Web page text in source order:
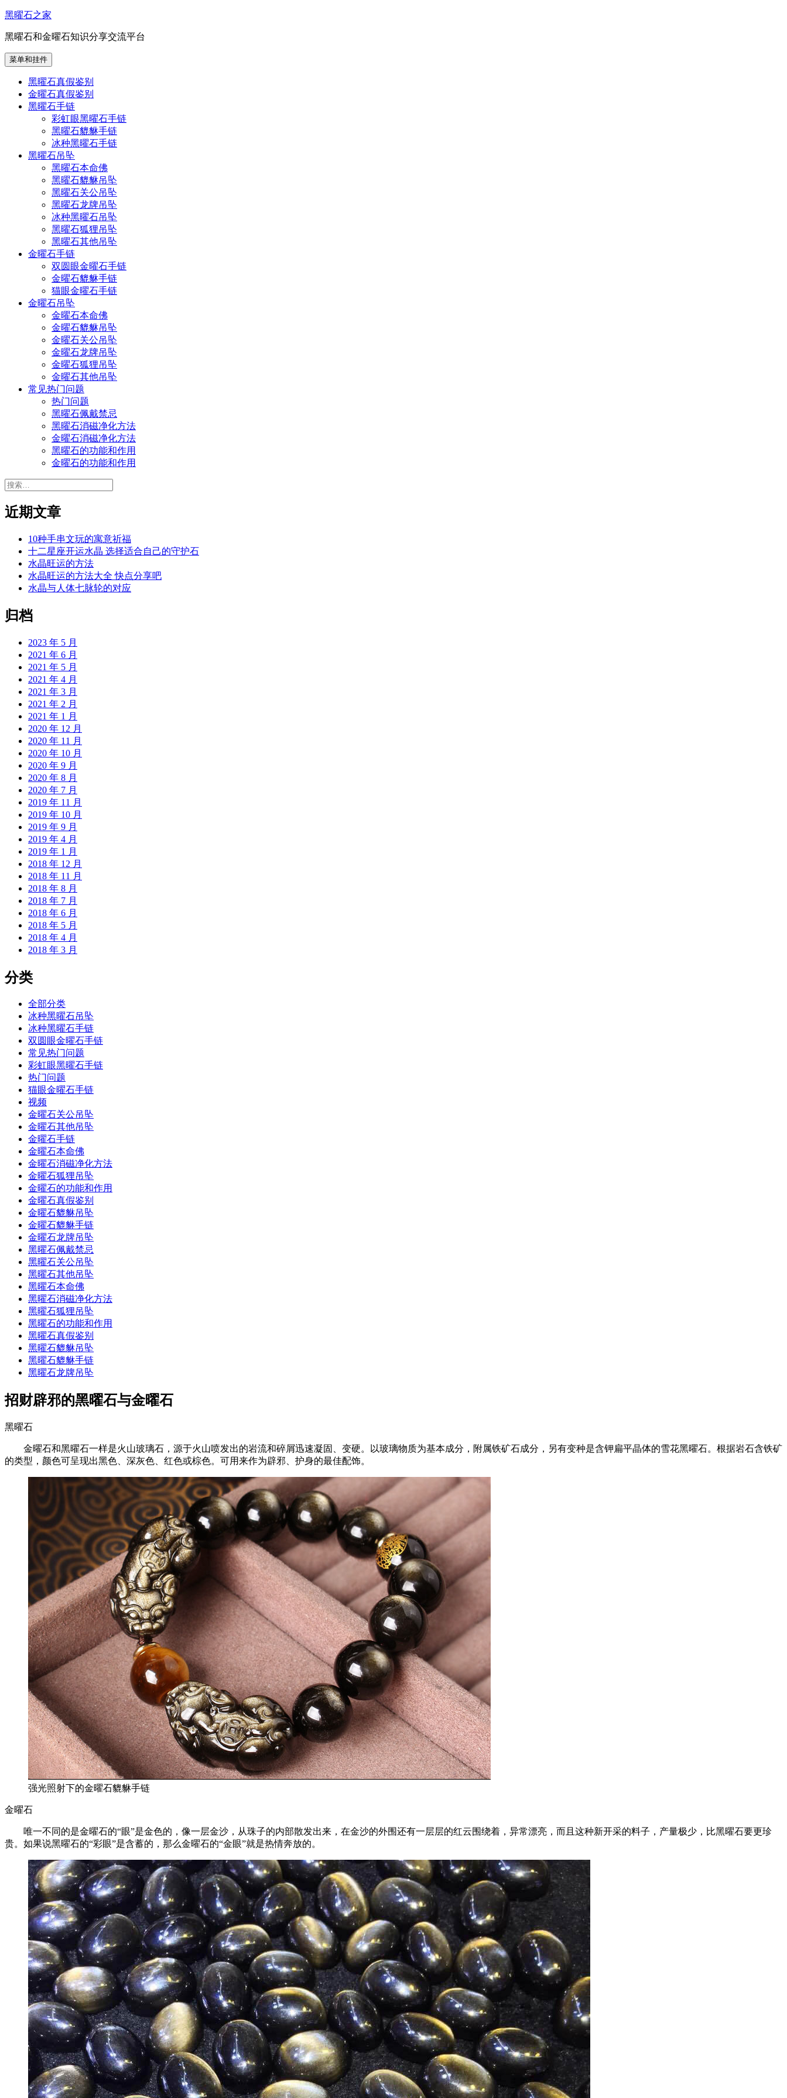
跳
内
容
黑曜石之家
黑曜石和金曜石知识分享交流平台
菜单和挂件
黑曜石真假鉴别
金曜石真假鉴别
黑曜石手链
彩虹眼黑曜石手链
黑曜石貔貅手链
冰种黑曜石手链
黑曜石吊坠
黑曜石本命佛
黑曜石貔貅吊坠
黑曜石关公吊坠
黑曜石龙牌吊坠
冰种黑曜石吊坠
黑曜石狐狸吊坠
黑曜石其他吊坠
金曜石手链
双圆眼金曜石手链
金曜石貔貅手链
猫眼金曜石手链
金曜石吊坠
金曜石本命佛
金曜石貔貅吊坠
金曜石关公吊坠
金曜石龙牌吊坠
金曜石狐狸吊坠
金曜石其他吊坠
常见热门问题
热门问题
黑曜石佩戴禁忌
黑曜石消磁净化方法
金曜石消磁净化方法
黑曜石的功能和作用
金曜石的功能和作用
搜
近期文章
10种手串文玩的寓意祈福
十二星座开运水晶 选择适合自己的守护石
水晶旺运的方法
水晶旺运的方法大全 快点分享吧
水晶与人体七脉轮的对应
归档
2023 年 5 月
2021 年 6 月
2021 年 5 月
2021 年 4 月
2021 年 3 月
2021 年 2 月
2021 年 1 月
2020 年 12 月
2020 年 11 月
2020 年 10 月
2020 年 9 月
2020 年 8 月
2020 年 7 月
2019 年 11 月
2019 年 10 月
2019 年 9 月
2019 年 4 月
2019 年 1 月
2018 年 12 月
2018 年 11 月
2018 年 8 月
2018 年 7 月
2018 年 6 月
2018 年 5 月
2018 年 4 月
2018 年 3 月
分类
全部分类
冰种黑曜石吊坠
冰种黑曜石手链
双圆眼金曜石手链
常见热门问题
彩虹眼黑曜石手链
热门问题
猫眼金曜石手链
视频
金曜石关公吊坠
金曜石其他吊坠
金曜石手链
金曜石本命佛
金曜石消磁净化方法
金曜石狐狸吊坠
金曜石的功能和作用
金曜石真假鉴别
金曜石貔貅吊坠
金曜石貔貅手链
金曜石龙牌吊坠
黑曜石佩戴禁忌
黑曜石关公吊坠
黑曜石其他吊坠
黑曜石本命佛
黑曜石消磁净化方法
黑曜石狐狸吊坠
黑曜石的功能和作用
黑曜石真假鉴别
黑曜石貔貅吊坠
黑曜石貔貅手链
黑曜石龙牌吊坠
招财辟邪的黑曜石与金曜石
黑曜石
金曜石和黑曜石一样是火山玻璃石，源于火山喷发出的岩流和碎屑迅速凝固、变硬。以玻璃物质为基本成分，附属铁矿石成分，另有变种是含钾扁平晶体的雪花黑曜石。根据岩石含铁矿
的类型，颜色可呈现出黑色、深灰色、红色或棕色。可用来作为辟邪、护身的最佳配饰。
强光照射下的金曜石貔貅手链
金曜石
唯一不同的是金曜石的“眼”是金色的，像一层金沙，从珠子的内部散发出来，在金沙的外围还有一层层的红云围绕着，异常漂亮，而且这种新开采的料子，产量极少，比黑曜石要更珍
贵。如果说黑曜石的“彩眼”是含蓄的，那么金曜石的“金眼”就是热情奔放的。